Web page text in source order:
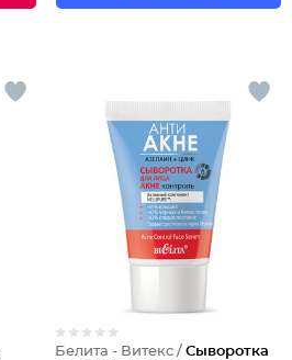
Белита - Витекс / Сыворотка